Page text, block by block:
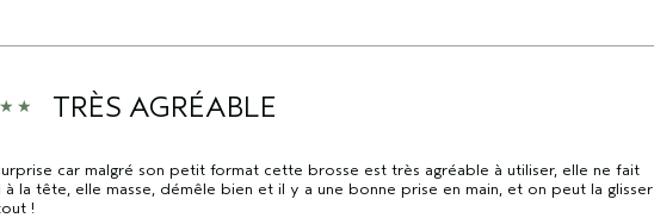
TRÈS AGRÉABLE
car malgré son petit format cette brosse est très agréable à utiliser, elle ne fait
à la tête, elle masse, démêle bien et il y a une bonne prise en main, et on peut la glisser
!